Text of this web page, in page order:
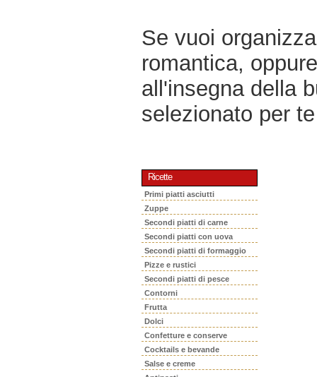
Se vuoi
romantica,
all'insegna della
selezionato per
Ricette
Primi piatti asciutti
Zuppe
Secondi piatti di carne
Secondi piatti con uova
Secondi piatti di formaggio
Pizze e rustici
Secondi piatti di pesce
Contorni
Frutta
Dolci
Confetture e conserve
Cocktails e bevande
Salse e creme